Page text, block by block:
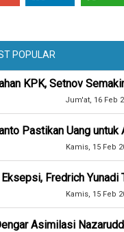
POPULAR
KPK, Setnov
Jum'at, 16 Feb
Pastikan Uang untuk
Kamis, 15 Feb
Fredrich
Kamis, 15 Feb
Asimilasi